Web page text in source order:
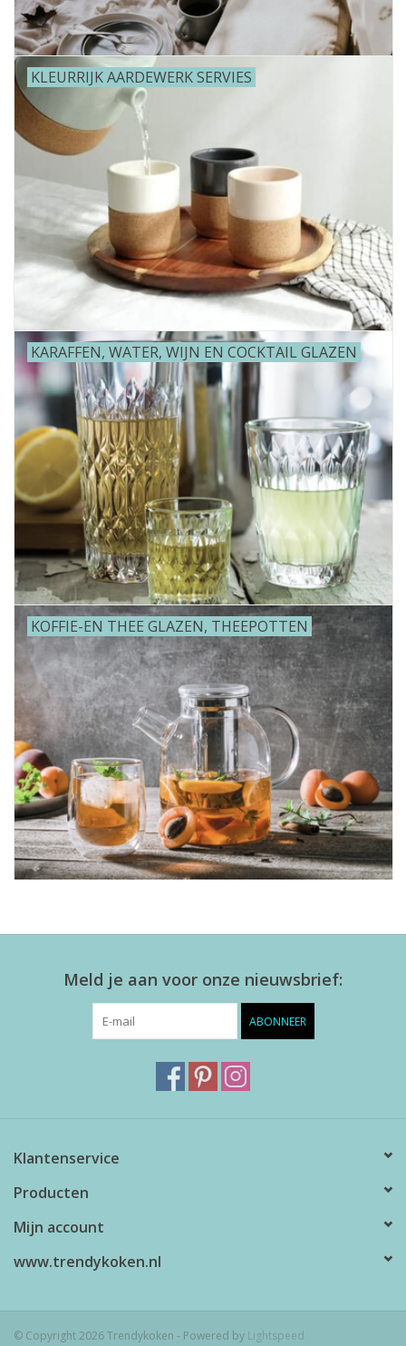
KLEURRIJK AARDEWERK SERVIES
KARAFFEN, WATER, WIJN EN COCKTAIL GLAZEN
KOFFIE-EN THEE GLAZEN, THEEPOTTEN
Meld je aan voor onze nieuwsbrief:
ABONNEER
Klantenservice
Producten
Mijn account
www.trendykoken.nl
© Copyright 2026 Trendykoken - Powered by Lightspeed